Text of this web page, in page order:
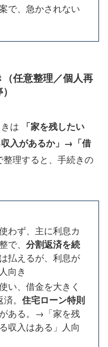
で、急かされない
任意整理／個人再
は
「家を残したい
入があるか」→「借
整理すると、手続きの
わず、主に利息カ
で、分割返済を続
払えるが、利息が
向き
い、借金を大きく
済。住宅ローン特則
がある。→「家を残
収入はある」人向